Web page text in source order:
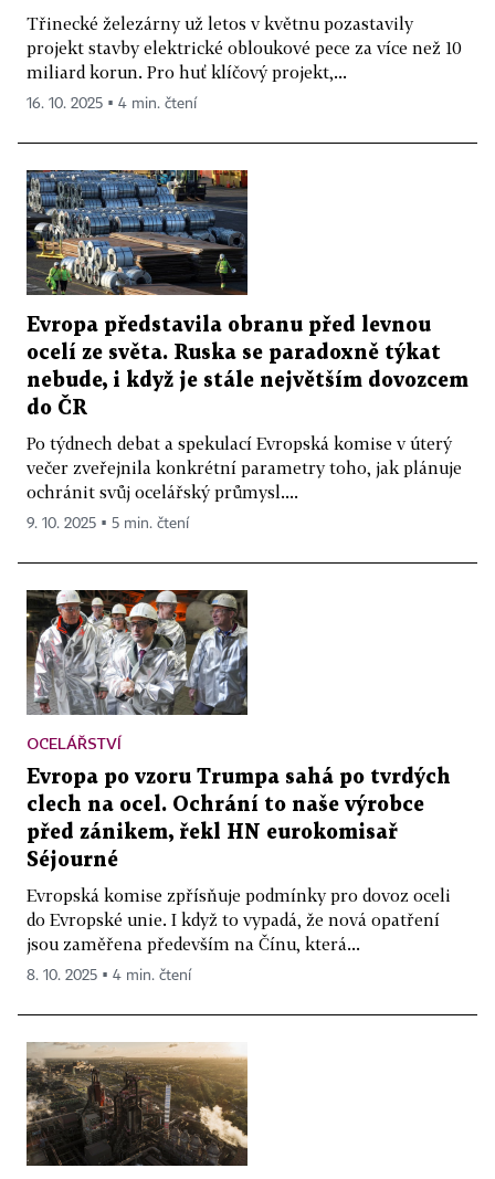
Třinecké železárny už letos v květnu pozastavily
projekt stavby elektrické obloukové pece za více než 10
miliard korun. Pro huť klíčový projekt,...
16. 10. 2025 ▪ 4 min. čtení
Evropa představila obranu před levnou
ocelí ze světa. Ruska se paradoxně týkat
nebude, i když je stále největším dovozcem
do ČR
Po týdnech debat a spekulací Evropská komise v úterý
večer zveřejnila konkrétní parametry toho, jak plánuje
ochránit svůj ocelářský průmysl....
9. 10. 2025 ▪ 5 min. čtení
OCELÁŘSTVÍ
Evropa po vzoru Trumpa sahá po tvrdých
clech na ocel. Ochrání to naše výrobce
před zánikem, řekl HN eurokomisař
Séjourné
Evropská komise zpřísňuje podmínky pro dovoz oceli
do Evropské unie. I když to vypadá, že nová opatření
jsou zaměřena především na Čínu, která...
8. 10. 2025 ▪ 4 min. čtení